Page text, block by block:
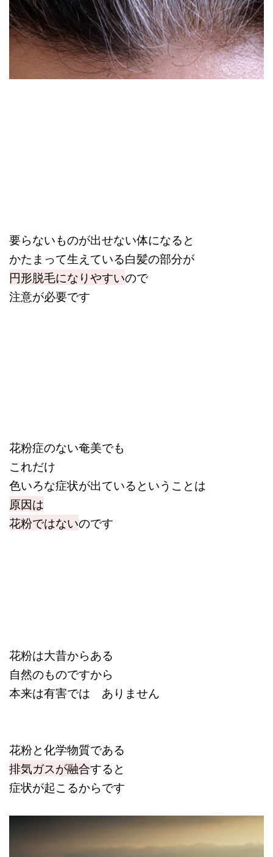
要らないものが出せない体になると
かたまって生えている白髪の部分が
円形脱毛になりやすいので
注意が必要です
花粉症のない奄美でも
これだけ
色いろな症状が出ているということは
原因は
花粉ではないのです
花粉は大昔からある
自然のものですから
本来は有害では ありません
花粉と化学物質である
排気ガスが融合すると
症状が起こるからです